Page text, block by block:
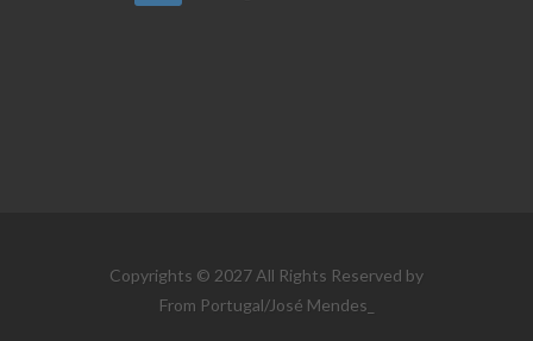
Copyrights © 2027 All Rights Reserved by
From Portugal/José Mendes_